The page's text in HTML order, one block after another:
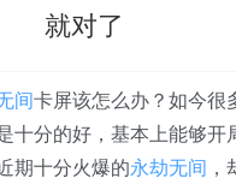
就对了
间卡屏该怎么办？如今很
十分的好，基本上能够开
期十分火爆的永劫无间